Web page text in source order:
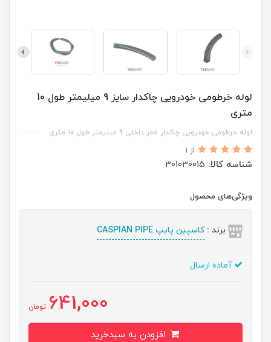
لوله خرطومی خودرویی چاکدار سایز 9 میلیمتر طول 10
متری
لوله خرطومی خودرویی چاکدار قطر داخلی 9 میلیمتر طول 10 متری
از 1
شناسه کالا: 301030015
ویژگی‌های محصول
برند :کاسپین پایپ CASPIAN PIPE
آماده ارسال
641,000 تومان